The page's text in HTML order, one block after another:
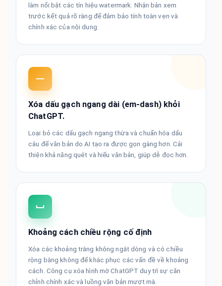
làm nổi bật các tín hiệu watermark. Nhận bản xem
trước kết quả rõ ràng để đảm bảo tính toàn vẹn và
chính xác của nội dung.
Xóa dấu gạch ngang dài (em-dash) khỏi
ChatGPT.
Loại bỏ các dấu gạch ngang thừa và chuẩn hóa dấu
câu để văn bản do AI tạo ra được gọn gàng hơn. Cải
thiện khả năng quét và hiểu văn bản, giúp dễ đọc hơn.
Khoảng cách chiều rộng cố định
Xóa các khoảng trắng không ngắt dòng và có chiều
rộng bằng không để khắc phục các vấn đề về khoảng
cách. Công cụ xóa hình mờ ChatGPT duy trì sự căn
chỉnh chính xác và luồng văn bản mượt mà.